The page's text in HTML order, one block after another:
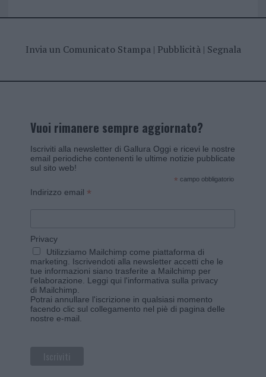
Invia un Comunicato Stampa| Pubblicità| Segnala
Vuoi rimanere sempre aggiornato?
Iscriviti alla newsletter di Gallura Oggi e ricevi le nostre
email periodiche contenenti le ultime notizie pubblicate
sul sito web!
* campo obbligatorio
Indirizzo email *
Privacy
Utilizziamo Mailchimp come piattaforma di
marketing. Iscrivendoti alla newsletter accetti che le
tue informazioni siano trasferite a Mailchimp per
l'elaborazione. Leggi qui l'informativa sulla privacy
di Mailchimp.
Potrai annullare l'iscrizione in qualsiasi momento
facendo clic sul collegamento nel piè di pagina delle
nostre e-mail.